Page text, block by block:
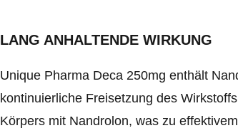
LANG ANHALTENDE WIRKUNG
Unique Pharma Deca 250mg enthält
kontinuierliche Freisetzung des
Körpers mit Nandrolon, was zu